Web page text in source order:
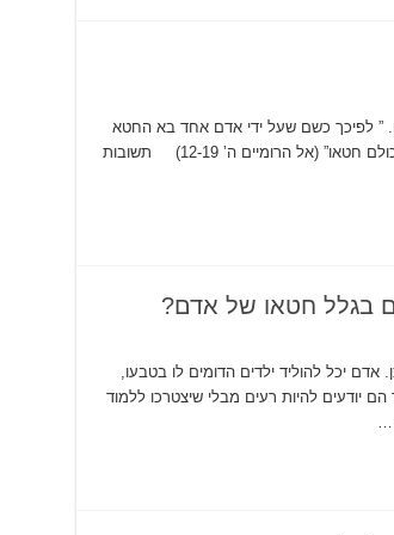
” לפיכך כשם שעל ידי אדם אחד בא החטא
לעולם, ועקב החטא בא המוות, כך עבר המוות לכל בני אדם משום שכולם חטאו” (אל הרומיים ה’ 12-19) תשובות
בגלל חטאו של אדם?
יכל להוליד ילדים הדומים לו בטבעו,
יודעים להיות רעים מבלי שיצטרכו ללמוד